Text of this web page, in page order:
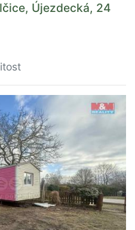
Újezdecká, 24